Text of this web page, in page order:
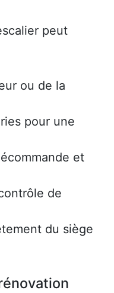
peut
ou de la
pour une
et
de
du siège